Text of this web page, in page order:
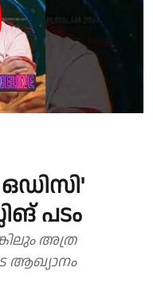
ഒഡിസി'
പടം
ആഖ്യാനം